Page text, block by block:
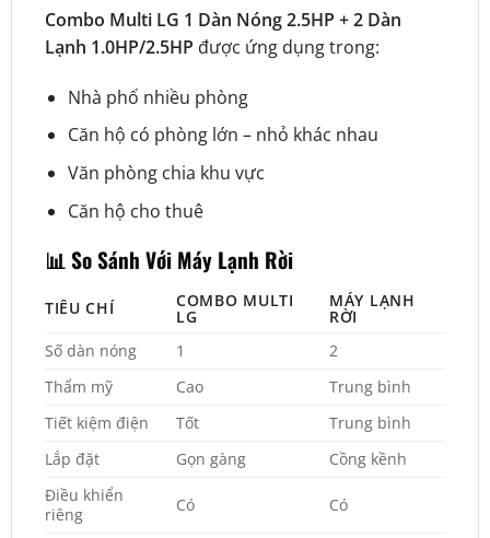
Combo Multi LG 1 Dàn Nóng 2.5HP + 2 Dàn
Lạnh 1.0HP/2.5HP được ứng dụng trong:
Nhà phố nhiều phòng
Căn hộ có phòng lớn – nhỏ khác nhau
Văn phòng chia khu vực
Căn hộ cho thuê
📊 So Sánh Với Máy Lạnh Rời
TIÊU CHÍ COMBO MULTI
LG
MÁY LẠNH
RỜI
Số dàn nóng
1
2
Thẩm mỹ
Cao
Trung bình
Tiết kiệm điện
Tốt
Trung bình
Lắp đặt
Gọn gàng
Cồng kềnh
Điều khiển
riêng
Có Có